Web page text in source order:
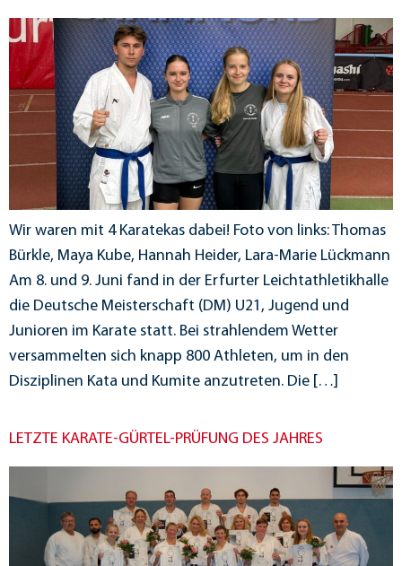
Wir waren mit 4 Karatekas dabei! Foto von links: Thomas
Bürkle, Maya Kube, Hannah Heider, Lara-Marie Lückmann
Am 8. und 9. Juni fand in der Erfurter Leichtathletikhalle
die Deutsche Meisterschaft (DM) U21, Jugend und
Junioren im Karate statt. Bei strahlendem Wetter
versammelten sich knapp 800 Athleten, um in den
Disziplinen Kata und Kumite anzutreten. Die […]
LETZTE KARATE-GÜRTEL-PRÜFUNG DES JAHRES